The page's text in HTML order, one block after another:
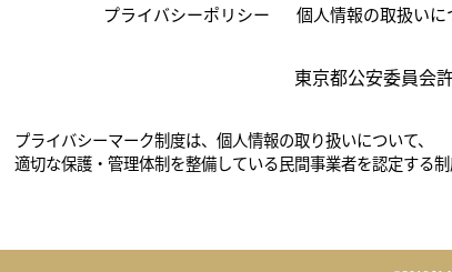
プライバシーポリシー 個人情報の取扱いに
東京都公安委員会
プライバシーマーク制度は、個人情報の取り扱いについて、
適切な保護・管理体制を整備している民間事業者を認定する制